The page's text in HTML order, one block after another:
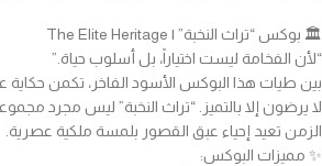
🏛️ بوكس “تراث النخبة” | The Elite Heritage
“لأن الفخامة ليست اختياراً، بل أسلوب حياة.”
بين طيات هذا البوكس الأسود الفاخر، تكمن
لا يرضون إلا بالتميز. “تراث النخبة” ليس مجرد
الزمن تعيد إحياء عبق القصور بلمسة ملكية عصرية.
✨ مميزات البوكس: